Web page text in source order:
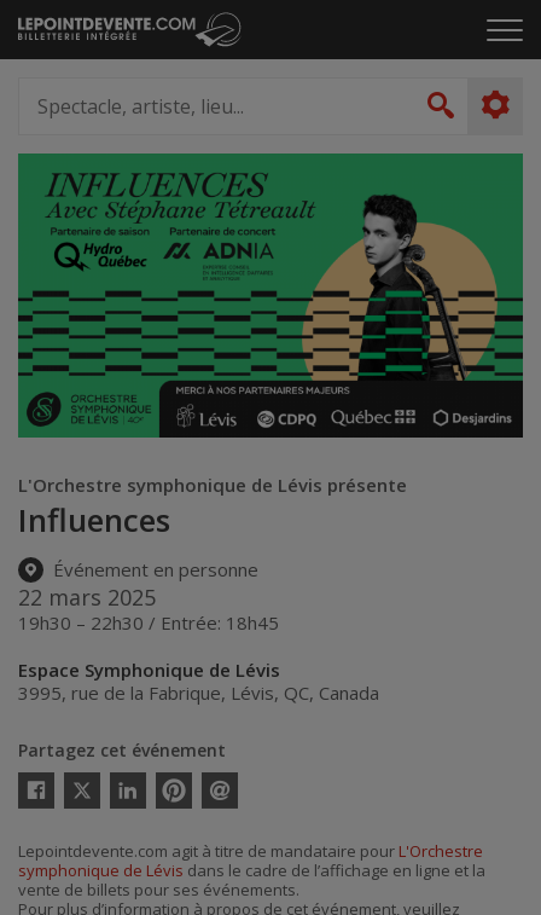
Passer
au
le
artiste,
lieu...
L'Orchestre symphonique de Lévis présente
Influences
Événement en personne
22 mars 2025
19h30 – 22h30 / Entrée: 18h45
Espace Symphonique de Lévis
3995, rue de la Fabrique, Lévis, QC, Canada
Partagez cet événement
Twitter
courriel
Lepointdevente.com agit à titre de mandataire pour L'Orchestre
symphonique de Lévis dans le cadre de l’affichage en ligne et la
vente de billets pour ses événements.
Pour plus d’information à propos de cet événement, veuillez